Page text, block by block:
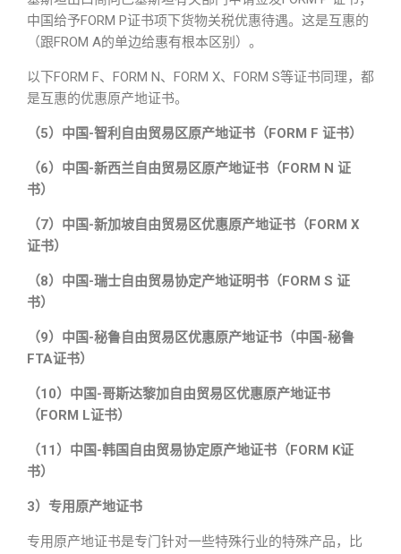
中国给予FORM P证书项下货物关税优惠待遇。这是互惠的
（跟FROM A的单边给惠有根本区别）。
以下FORM F、FORM N、FORM X、FORM S等证书同理，都
是互惠的优惠原产地证书。
（5）中国-智利自由贸易区原产地证书（FORM F 证书）
（6）中国-新西兰自由贸易区原产地证书（FORM N 证
书）
（7）中国-新加坡自由贸易区优惠原产地证书（FORM X
证书）
（8）中国-瑞士自由贸易协定产地证明书（FORM S 证
书）
（9）中国-秘鲁自由贸易区优惠原产地证书（中国-秘鲁
FTA证书）
（10）中国-哥斯达黎加自由贸易区优惠原产地证书
（FORM L证书）
（11）中国-韩国自由贸易协定原产地证书（FORM K证
书）
3）专用原产地证书
专用原产地证书是专门针对一些特殊行业的特殊产品，比